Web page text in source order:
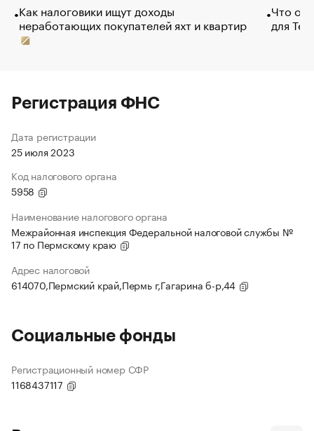
Как налоговики ищут доходы
неработающих покупателей яхт и квартир
Что
для
Регистрация ФНС
Дата регистрации
25 июля 2023
Код налогового органа
5958
Наименование налогового органа
Межрайонная инспекция Федеральной налоговой службы №
17 по Пермскому краю
Адрес налоговой
614070,Пермский край,Пермь г,Гагарина б-р,44
Социальные фонды
Регистрационный номер СФР
1168437117